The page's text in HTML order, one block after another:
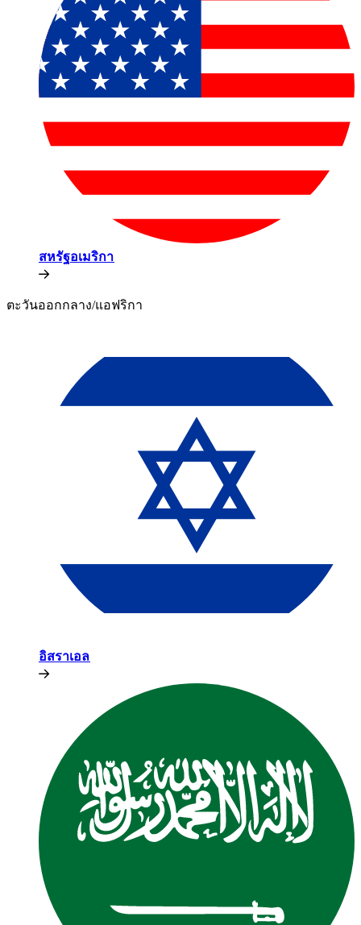
สหรัฐอเมริกา​​
ตะวันออกกลาง/แอฟริกา​​
อิสราเอล​​